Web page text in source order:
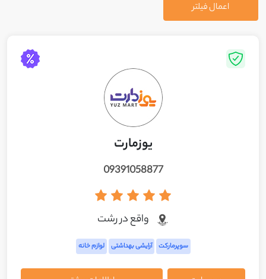
اعمال فیلتر
یوزمارت
09391058877
واقع در رشت
سوپرمارکت آرایشی بهداشتی لوازم خانه